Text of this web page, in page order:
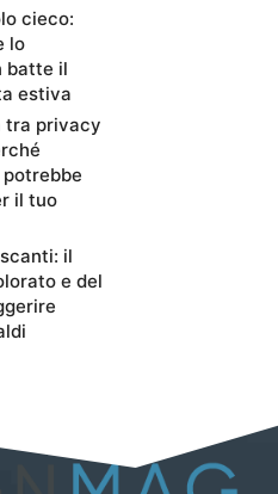
cieco:
lo
batte il
estiva
tra privacy
il tuo
il
e del